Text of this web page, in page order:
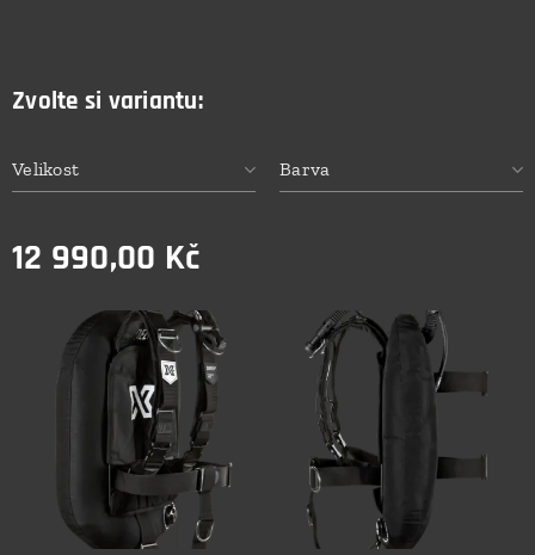
Zvolte si variantu:
Velikost Barva
12 990,00 Kč